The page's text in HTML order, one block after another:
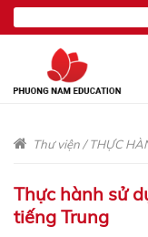
Thư viện/THỰC
Thực hành sử
tiếng Trung